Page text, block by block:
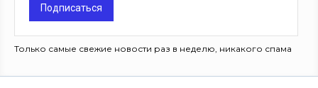
Подписаться
Только самые свежие новости раз в неделю, никакого спама